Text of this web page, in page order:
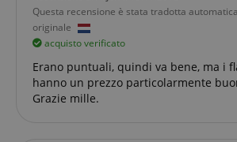
Questa recensione è stata tradotta
originale
acquisto verificato
Erano puntuali, quindi va bene, ma i
hanno un prezzo particolarmente
Grazie mille.
degli utenti e la gestione dell'account. Il
non può essere utilizzato correttamente
cookie strettamente necessari.
CrossDomainCookieScriptConsent_389